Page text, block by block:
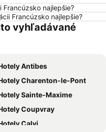
Slovensko
Ostrov Mykonos
Grécko
Drač
Albánsko
Ostrov Rodos
Turecko
Berlín
Francúzsko najlepšie?
Francúzsko najlepšie?
vyhľadávané
Antibes
Charenton-le-Pont
Sainte-Maxime
Coupvray
Calvi